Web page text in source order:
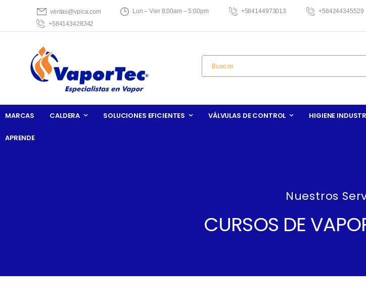
ventas@vpica.com Lun – Vier 8:00am – 5:00pm +584144973013
+584244345529
+584143428342
MARCAS CALDERA SOLUCIONES EFICIENTES VÁLVULAS DE CONTROL HIGIENE
APRENDE
Nuestros
CURSOS DE